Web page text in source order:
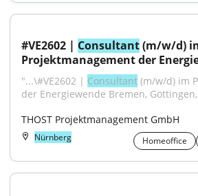
#VE2602 | Consultant (m/w/d)
Projektmanagement der
"...\#VE2602 | Consultant (m/w/d) im
der Energiewende Bremen,
THOST Projektmanagement GmbH
Nürnberg Homeoffice